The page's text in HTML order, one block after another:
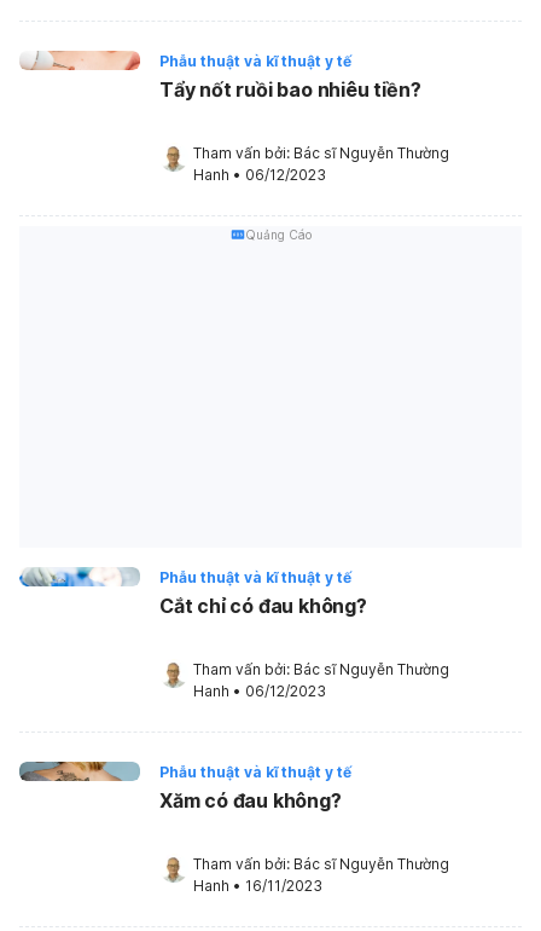
Phẫu thuật và kĩ thuật y tế
Tẩy nốt ruồi bao nhiêu tiền?
Tham vấn bởi: Bác sĩ Nguyễn Thường
Hanh • 06/12/2023
Quảng Cáo
Phẫu thuật và kĩ thuật y tế
Cắt chỉ có đau không?
Tham vấn bởi: Bác sĩ Nguyễn Thường
Hanh • 06/12/2023
Phẫu thuật và kĩ thuật y tế
Xăm có đau không?
Tham vấn bởi: Bác sĩ Nguyễn Thường
Hanh • 16/11/2023